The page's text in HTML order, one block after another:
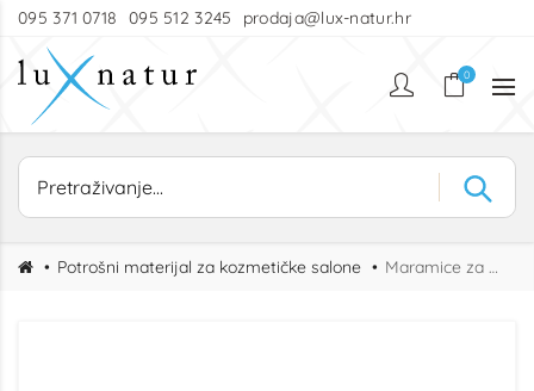
095 371 0718 095 512 3245 prodaja@lux-natur.hr
0
Potrošni materijal za kozmetičke salone Maramice za čišćenje lica KRISTAL 100kom